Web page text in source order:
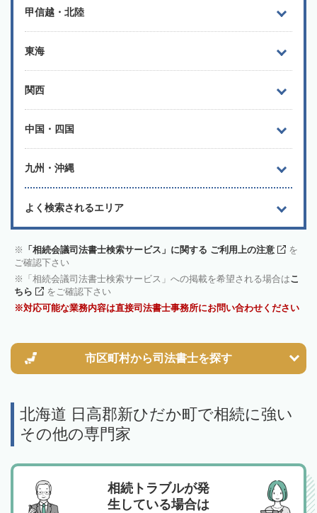
甲信越・北陸
東海
関西
中国・四国
九州・沖縄
よく検索されるエリア
「相続会議司法書士検索サービス」に関する ご利用上の注意
を
ご確認下さい
「相続会議司法書士検索サービス」への掲載を希望される場合はこ
ちら
をご確認下さい
対応可能な業務内容は直接司法書士事務所にお問い合わせください
市区町村から司法書士を探す
北海道 日高郡新ひだか町で相続に強い
その他の専門家
相続トラブルが発
生している場合は